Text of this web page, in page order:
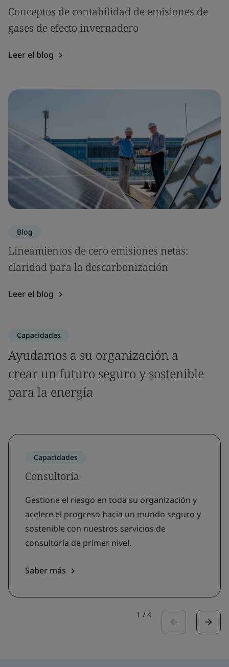
Conceptos de contabilidad de emisiones de
gases de efecto invernadero
Leer el blog
Blog
Lineamientos de cero emisiones netas:
claridad para la descarbonización
Leer el blog
Capacidades
Ayudamos a su organización a
crear un futuro seguro y sostenible
para la energía
Capacidades
Consultoría
Gestione el riesgo en toda su organización y
acelere el progreso hacia un mundo seguro y
sostenible con nuestros servicios de
consultoría de primer nivel.
Saber más
1 / 4